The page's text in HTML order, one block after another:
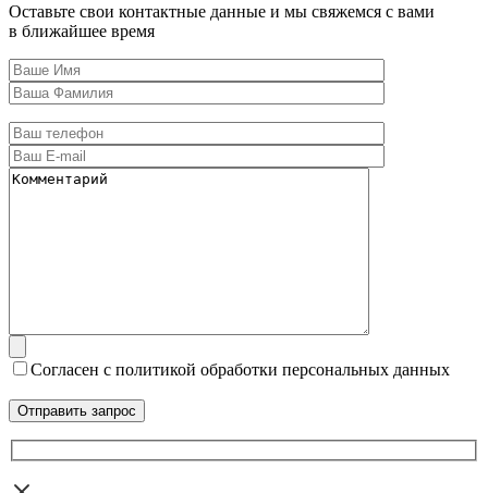
Оставьте свои контактные данные и мы свяжемся с вами
в ближайшее время
Согласен с политикой обработки персональных данных